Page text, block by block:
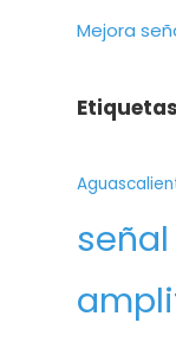
Mejora
Etiquetas